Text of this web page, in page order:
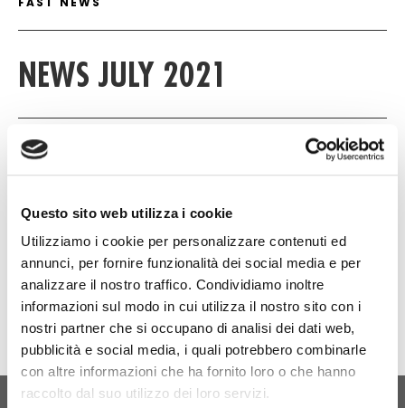
Questo sito web utilizza i cookie
Utilizziamo i cookie per personalizzare contenuti ed
annunci, per fornire funzionalità dei social media e per
analizzare il nostro traffico. Condividiamo inoltre
informazioni sul modo in cui utilizza il nostro sito con i
nostri partner che si occupano di analisi dei dati web,
pubblicità e social media, i quali potrebbero combinarle
con altre informazioni che ha fornito loro o che hanno
raccolto dal suo utilizzo dei loro servizi.
FAST NEWS DETAIL
NEWS JULY 2021
14 JULY 2021
NULL
Download